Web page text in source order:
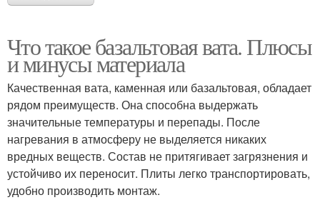
Что такое базальтовая вата. Плюсы
и минусы материала
Качественная вата, каменная или базальтовая, обладает
рядом преимуществ. Она способна выдержать
значительные температуры и перепады. После
нагревания в атмосферу не выделяется никаких
вредных веществ. Состав не притягивает загрязнения и
устойчиво их переносит. Плиты легко транспортировать,
удобно производить монтаж.